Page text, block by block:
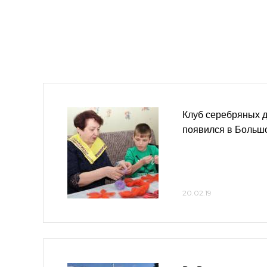
Клуб серебряных
появился в
20.02.19